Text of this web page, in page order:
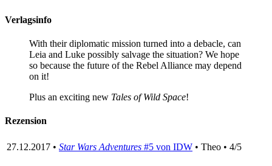
Verlagsinfo
With their diplomatic mission turned into a debacle, can
Leia and Luke possibly salvage the situation? We hope
so because the future of the Rebel Alliance may depend
on it!
Plus an exciting new Tales of Wild Space!
Rezension
27.12.2017 • Star Wars Adventures #5 von IDW • Theo • 4/5